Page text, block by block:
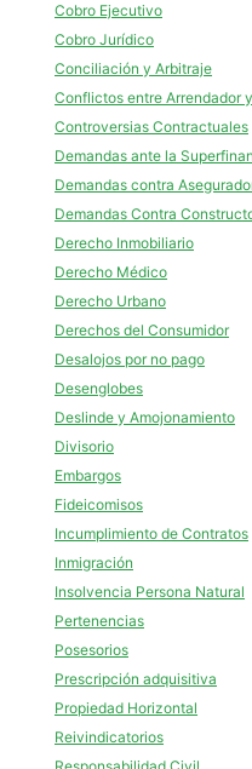
Cobro Ejecutivo
Cobro Jurídico
Conciliación y Arbitraje
Conflictos entre Arrendador
Controversias Contractuales
Demandas ante la
Demandas contra
Demandas Contra
Derecho Inmobiliario
Derecho Médico
Derecho Urbano
Derechos del Consumidor
Desalojos por no pago
Desenglobes
Deslinde y Amojonamiento
Divisorio
Embargos
Fideicomisos
Incumplimiento de Contratos
Inmigración
Insolvencia Persona Natural
Pertenencias
Posesorios
Prescripción adquisitiva
Propiedad Horizontal
Reivindicatorios